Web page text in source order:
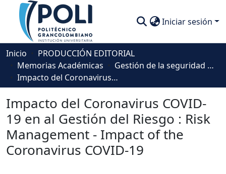
Iniciar sesión
Comunidades
Descubre
Inicio
PRODUCCIÓN EDITORIAL
Memorias Académicas
Gestión de la seguridad y la salud en el trabajo
Impacto del Coronavirus COVID-19 en al Gestión del Riesgo : Risk Management - Impact of the Coronavirus COVID-19
Impacto del Coronavirus COVID-
19 en al Gestión del Riesgo : Risk
Management - Impact of the
Coronavirus COVID-19